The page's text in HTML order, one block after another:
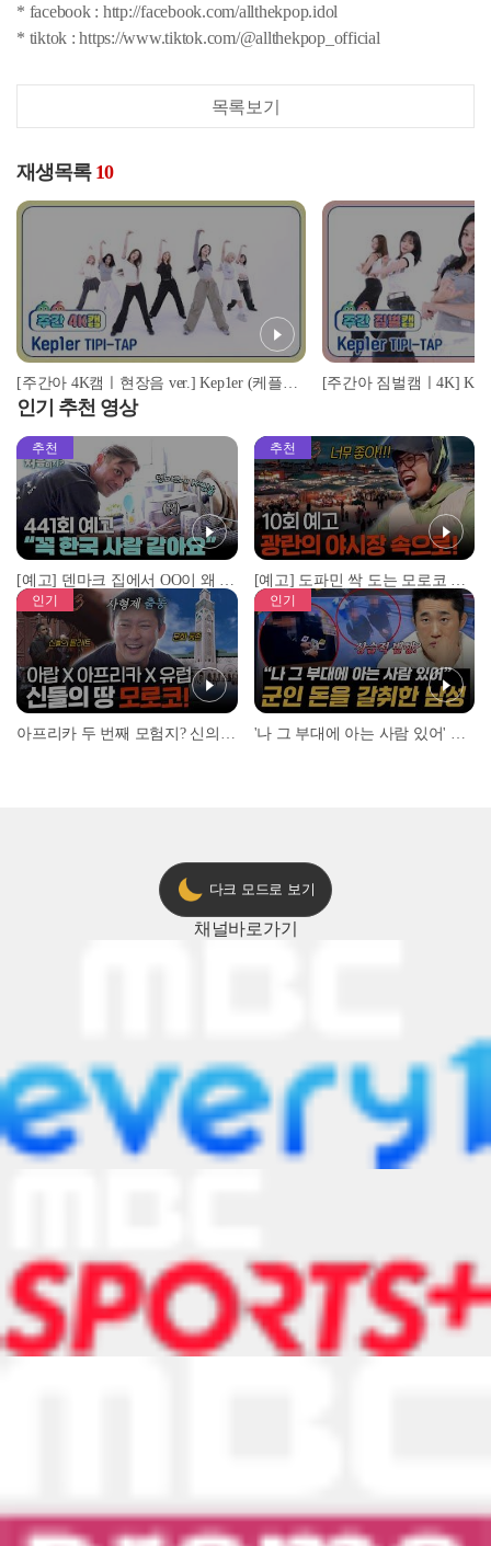
* facebook : http://facebook.com/allthekpop.idol
* tiktok : https://www.tiktok.com/@allthekpop_official
목록보기
재생목록 10
[주간아 4K캠ㅣ현장음 ver.] Kep1er (케플러) - TIPI-TAP l EP.688
인기 추천 영상
추천
[예고] 덴마크 집에서 OO이 왜 나와...? 이상할 정도로 한국을 사랑하는 우리 형을 제보합니다!
추천
[예고] 도파민 싹 도는 모로코 야시장 투어!
인기 인기
다크 모드로 보기
채널바로가기